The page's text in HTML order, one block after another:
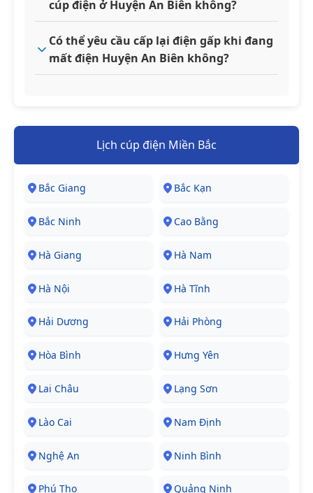
cúp điện ở Huyện An Biên không?
Có thể yêu cầu cấp lại điện gấp khi đang
mất điện Huyện An Biên không?
Lịch cúp điện Miền Bắc
Bắc Giang Bắc Kạn
Bắc Ninh Cao Bằng
Hà Giang Hà Nam
Hà Nội Hà Tĩnh
Hải Dương Hải Phòng
Hòa Bình Hưng Yên
Lai Châu Lạng Sơn
Lào Cai Nam Định
Nghệ An Ninh Bình
Phú Thọ Quảng Ninh